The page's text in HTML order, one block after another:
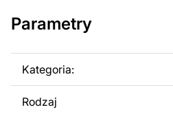
Można używać tych plików do
odsprzedaż lub
surowo zabronione.
Parametry
Kategoria:
Rodzaj